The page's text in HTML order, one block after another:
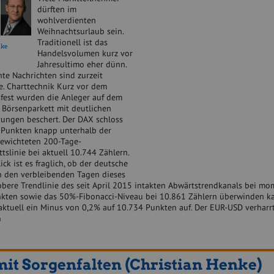
dürften im
wohlverdienten
Weihnachtsurlaub sein.
Traditionell ist das
Handelsvolumen kurz vor
Jahresultimo eher dünn.
Nachrichten sind zurzeit
Charttechnik Kurz vor dem
wurden die Anleger auf dem
mit deutlichen
beschert. Der DAX schloss
knapp unterhalb der
200-Tage-
bei aktuell 10.744 Zählern.
ist es fraglich, ob der deutsche
verbleibenden Tagen dieses
Trendlinie des seit April 2015 intakten Abwärtstrendkanals bei
sowie das 50%-Fibonacci-Niveau bei 10.861 Zählern überwinden
ein Minus von 0,2% auf 10.734 Punkten auf. Der EUR-USD
Sorgenfalten (Christian Henke)